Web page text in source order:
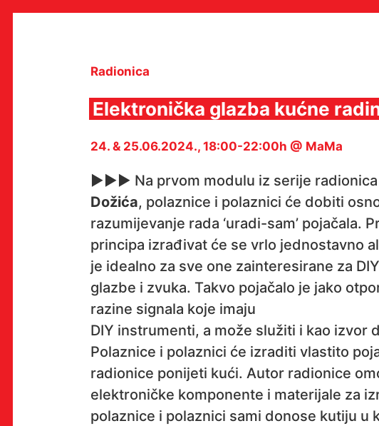
PROGRAMI I PROJEKTI
VIDEO I AUDIO ARHIVA
IZDAVAŠTVO
KONTAKT
OK!
Radionica
Elektronička glazba kućne
24. & 25.06.2024., 18:00-22:00h @ MaMa
►►► Na prvom modulu iz serije
Dožića, polaznice i polaznici će dobiti
razumijevanje rada ‘uradi-sam’ pojačala.
principa izrađivat će se vrlo jednostavno
je idealno za sve one zainteresirane za
glazbe i zvuka. Takvo pojačalo je jako
razine signala koje imaju
DIY instrumenti, a može služiti i kao izvor
Polaznice i polaznici će izraditi vlastito
radionice ponijeti kući. Autor radionice
elektroničke komponente i materijale za
polaznice i polaznici sami donose kutiju u